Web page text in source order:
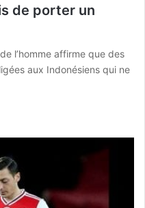
de porter un
l’homme affirme que des
aux Indonésiens qui ne